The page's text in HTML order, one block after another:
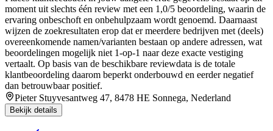
moment uit slechts één review met een 1,0/5 beoordeling, waarin de
ervaring onbeschoft en onbehulpzaam wordt genoemd. Daarnaast
wijzen de zoekresultaten erop dat er meerdere bedrijven met (deels)
overeenkomende namen/varianten bestaan op andere adressen, wat
beoordelingen mogelijk niet 1-op-1 naar deze exacte vestiging
vertaalt. Op basis van de beschikbare reviewdata is de totale
klantbeoordeling daarom beperkt onderbouwd en eerder negatief
dan betrouwbaar positief.
Pieter Stuyvesantweg 47, 8478 HE Sonnega, Nederland
Bekijk details